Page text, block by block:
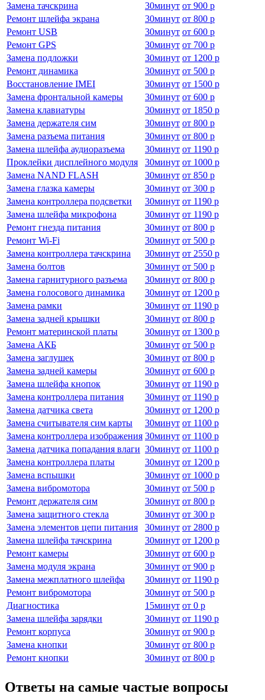
Замена тачскрина
30минут от 900 р
Ремонт шлейфа экрана
30минут от 800 р
Ремонт USB
30минут от 600 р
Ремонт GPS
30минут от 700 р
Замена подложки
30минут от 1200 р
Ремонт динамика
30минут от 500 р
Восстановление IMEI
30минут от 1500 р
Замена фронтальной камеры
30минут от 600 р
Замена клавиатуры
30минут от 1850 р
Замена держателя сим
30минут от 800 р
Замена разъема питания
30минут от 800 р
Замена шлейфа аудиоразъема
30минут от 1190 р
Проклейки дисплейного модуля
30минут от 1000 р
Замена NAND FLASH
30минут от 850 р
Замена глазка камеры
30минут от 300 р
Замена контроллера подсветки
30минут от 1190 р
Замена шлейфа микрофона
30минут от 1190 р
Ремонт гнезда питания
30минут от 800 р
Ремонт Wi-Fi
30минут от 500 р
Замена контроллера тачскрина
30минут от 2550 р
Замена болтов
30минут от 500 р
Замена гарнитурного разъема
30минут от 800 р
Замена голосового динамика
30минут от 1200 р
Замена рамки
30минут от 1190 р
Замена задней крышки
30минут от 800 р
Ремонт материнской платы
30минут от 1300 р
Замена АКБ
30минут от 500 р
Замена заглушек
30минут от 800 р
Замена задней камеры
30минут от 600 р
Замена шлейфа кнопок
30минут от 1190 р
Замена контроллера питания
30минут от 1190 р
Замена датчика света
30минут от 1200 р
Замена считывателя сим карты
30минут от 1100 р
Замена контроллера изображения 30минут от 1100 р
Замена датчика попадания влаги 30минут от 1100 р
Замена контроллера платы
30минут от 1200 р
Замена вспышки
30минут от 1000 р
Замена вибромотора
30минут от 500 р
Ремонт держателя сим
30минут от 800 р
Замена защитного стекла
30минут от 300 р
Замена элементов цепи питания
30минут от 2800 р
Замена шлейфа тачскрина
30минут от 1200 р
Ремонт камеры
30минут от 600 р
Замена модуля экрана
30минут от 900 р
Замена межплатного шлейфа
30минут от 1190 р
Ремонт вибромотора
30минут от 500 р
Диагностика
15минут от 0 р
Замена шлейфа зарядки
30минут от 1190 р
Ремонт корпуса
30минут от 900 р
Замена кнопки
30минут от 800 р
Ремонт кнопки
30минут от 800 р
Ответы на самые частые вопросы